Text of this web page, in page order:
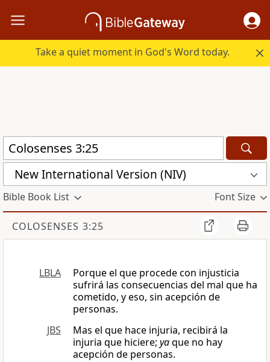
Take a quiet moment in God's Word today.
New International Version (NIV)
Bible Book List Font Size
COLOSENSES 3:25
LBLA
Porque el que procede con injusticia
sufrirá las consecuencias del mal que ha
cometido, y eso, sin acepción de
personas.
JBS
Mas el que hace injuria, recibirá la
injuria que hiciere; yaque no hay
acepción de personas.